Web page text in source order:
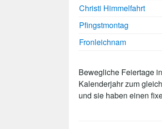
Christi Himmelfahrt
Pfingstmontag
Fronleichnam
Bewegliche Feiertage
Kalenderjahr zum
und sie haben einen